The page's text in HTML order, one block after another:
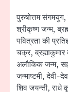
पुरुषोत्तम संगमयुग,
श्रीकृष्ण जन्म,
पवित्रता की
चक्र, ब्रह्माकुमार
अलौकिक जन्म,
जन्माष्टमी, देवी-
शिव जयन्ती, राधे